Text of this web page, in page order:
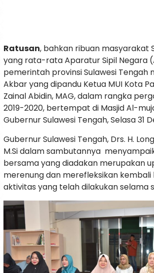
Ratusan, bahkan ribuan masyarakat
yang rata-rata Aparatur Sipil Negara
pemerintah provinsi Sulawesi Tengah
Akbar yang dipandu Ketua MUI Kota
Zainal Abidin, MAG, dalam rangka
2019-2020, bertempat di Masjid Al-
Gubernur Sulawesi Tengah, Selasa 31
Gubernur Sulawesi Tengah, Drs. H.
M.Si dalam sambutannya
bersama yang diadakan merupakan
merenung dan merefleksikan
aktivitas yang telah dilakukan selama